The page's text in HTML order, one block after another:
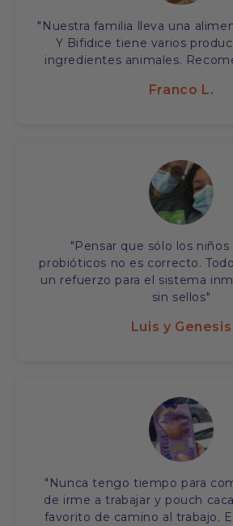
"Nuestra familia lleva una
Y Bifidice tiene varios
ingredientes animales.
Franco L.
"Pensar que sólo los
probióticos no es correcto.
un refuerzo para el sistema
sin sellos"
Luis y Genesis
"Nunca tengo tiempo para
de irme a trabajar y pouch
favorito de camino al trabajo.